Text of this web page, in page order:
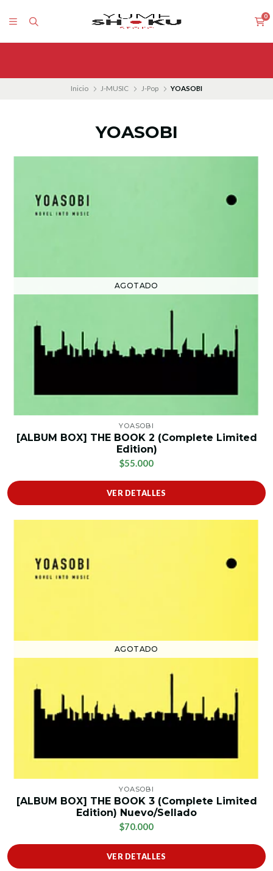
0
Inicio J-MUSIC J-Pop YOASOBI
YOASOBI
AGOTADO
YOASOBI
[ALBUM BOX] THE BOOK 2 (Complete Limited
Edition)
$55.000
VER DETALLES
AGOTADO
YOASOBI
[ALBUM BOX] THE BOOK 3 (Complete Limited
Edition) Nuevo/Sellado
$70.000
VER DETALLES